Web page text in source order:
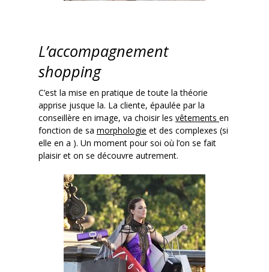
L’accompagnement
shopping
C’est la mise en pratique de toute la théorie
apprise jusque la. La cliente, épaulée par la
conseillère en image, va choisir les vêtements en
fonction de sa morphologie et des complexes (si
elle en a ). Un moment pour soi où l’on se fait
plaisir et on se découvre autrement.